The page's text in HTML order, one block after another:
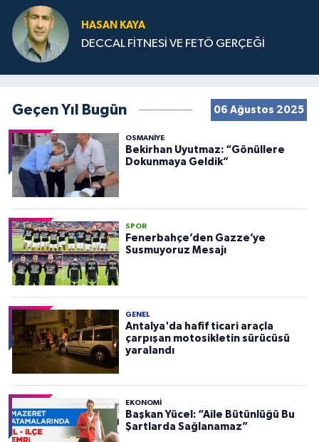
HASAN KAYA
DECCAL FİTNESİ VE FETÖ GERÇEĞİ
Geçen Yıl Bugün 06 Ağustos 2025
OSMANIYE
Bekirhan Uyutmaz: “Gönüllere
Dokunmaya Geldik”
SPOR
Fenerbahçe’den Gazze’ye
Susmuyoruz Mesajı
GENEL
Antalya'da hafif ticari araçla
çarpışan motosikletin sürücüsü
yaralandı
EKONOMI
Başkan Yücel: “Aile Bütünlüğü Bu
Şartlarda Sağlanamaz”